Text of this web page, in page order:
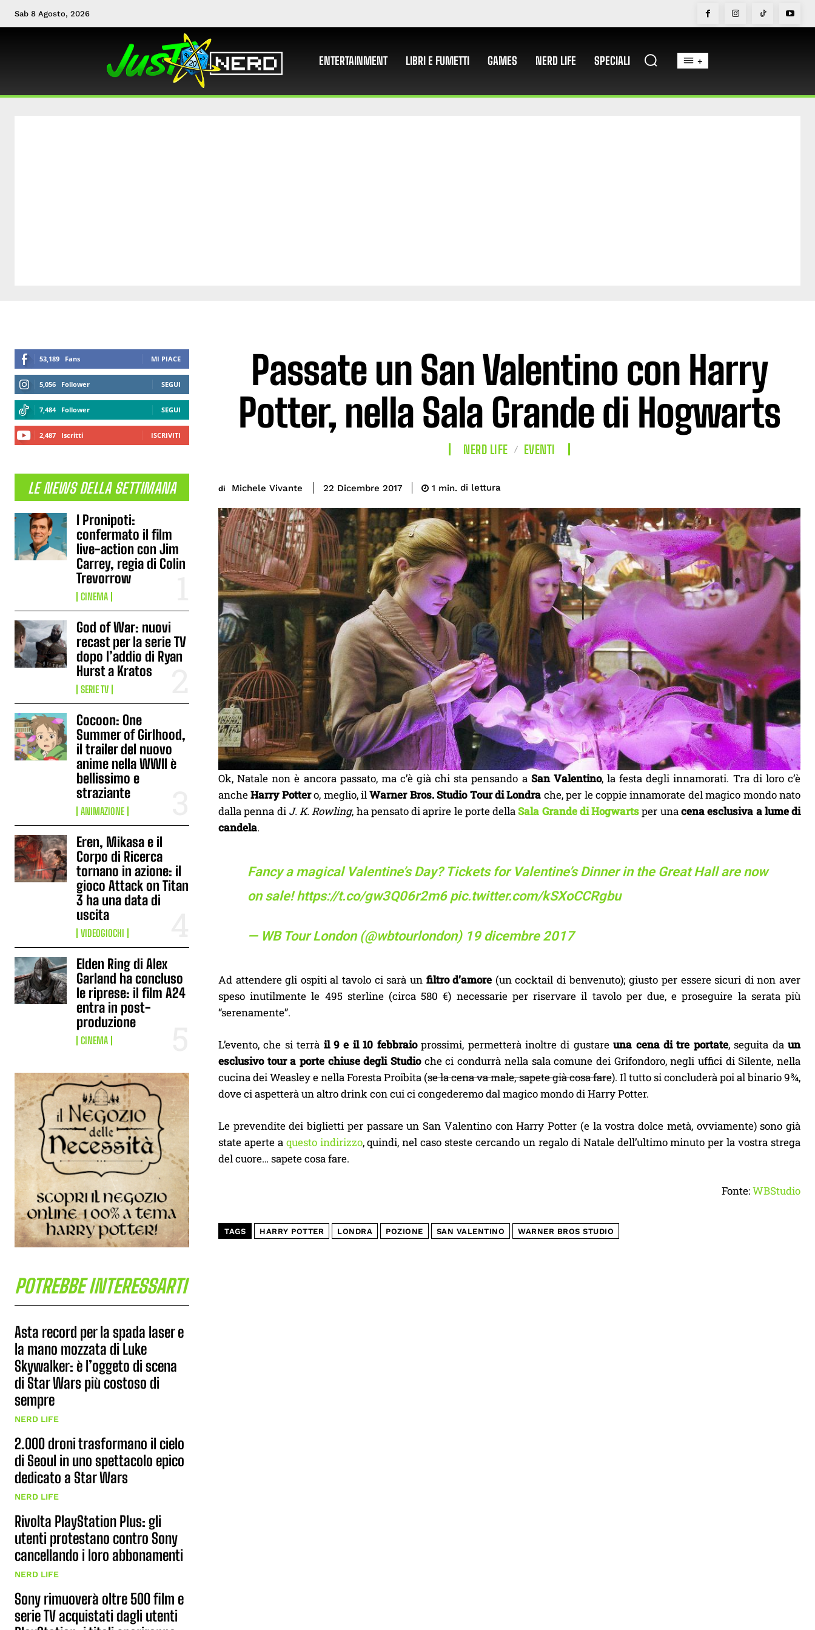
Sab 8 Agosto, 2026
ENTERTAINMENT LIBRI E FUMETTI GAMES NERD LIFE SPECIALI +
53,189 Fans MI PIACE
5,056 Follower SEGUI
7,484 Follower SEGUI
2,487 Iscritti ISCRIVITI
LE NEWS DELLA SETTIMANA
I Pronipoti:
confermato il film
live-action con Jim
Carrey, regia di Colin
Trevorrow
CINEMA
God of War: nuovi
recast per la serie TV
dopo l’addio di Ryan
Hurst a Kratos
SERIE TV
Cocoon: One
Summer of Girlhood,
il trailer del nuovo
anime nella WWII è
bellissimo e
straziante
ANIMAZIONE
Eren, Mikasa e il
Corpo di Ricerca
tornano in azione: il
gioco Attack on Titan
3 ha una data di
uscita
VIDEOGIOCHI
Elden Ring di Alex
Garland ha concluso
le riprese: il film A24
entra in post-
produzione
CINEMA
POTREBBE INTERESSARTI
Asta record per la spada laser e
la mano mozzata di Luke
Skywalker: è l’oggeto di scena
di Star Wars più costoso di
sempre
NERD LIFE
2.000 droni trasformano il cielo
di Seoul in uno spettacolo epico
dedicato a Star Wars
NERD LIFE
Rivolta PlayStation Plus: gli
utenti protestano contro Sony
cancellando i loro abbonamenti
NERD LIFE
Sony rimuoverà oltre 500 film e
serie TV acquistati dagli utenti
Passate un San Valentino con Harry
Potter, nella Sala Grande di Hogwarts
NERD LIFE EVENTI
di Michele Vivante 22 Dicembre 2017 1 min. di lettura
Ok, Natale non è ancora passato, ma c’è già chi sta pensando a San Valentino, la festa degli innamorati. Tra di loro c’è
ancheHarry Pottero, meglio, ilWarner Bros. Studio Tour di Londra che, per le coppie innamorate del magico mondo nato
dalla penna di J. K. Rowling, ha pensato di aprire le porte dellaSala Grande di Hogwartsper unacena esclusiva a lume di
candela.
Fancy a magical Valentine’s Day? Tickets for Valentine’s Dinner in the Great Hall are now
on sale!https://t.co/gw3Q06r2m6 pic.twitter.com/kSXoCCRgbu
— WB Tour London (@wbtourlondon) 19 dicembre 2017
Ad attendere gli ospiti al tavolo ci sarà un filtro d’amore (un cocktail di benvenuto); giusto per essere sicuri di non aver
speso inutilmente le 495 sterline (circa 580 €) necessarie per riservare il tavolo per due, e proseguire la serata più
“serenamente”.
L’evento, che si terrà il 9 e il 10 febbraioprossimi, permetterà inoltre di gustareuna cena di tre portate, seguita daun
esclusivo tour a porte chiuse degli Studioche ci condurrà nella sala comune dei Grifondoro, negli uffici di Silente, nella
cucina dei Weasley e nella Foresta Proibita (se la cena va male, sapete già cosa fare). Il tutto si concluderà poi al binario 9¾,
dove ci aspetterà un altro drink con cui ci congederemo dal magico mondo di Harry Potter.
Le prevendite dei biglietti per passare un San Valentino con Harry Potter (e la vostra dolce metà, ovviamente) sono già
state aperte a questo indirizzo, quindi, nel caso steste cercando un regalo di Natale dell’ultimo minuto per la vostra strega
del cuore… sapete cosa fare.
Fonte:WBStudio
TAGS HARRY POTTER LONDRA POZIONE SAN VALENTINO WARNER BROS STUDIO